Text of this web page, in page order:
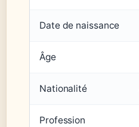
Date de naissance
Âge
Nationalité
Profession